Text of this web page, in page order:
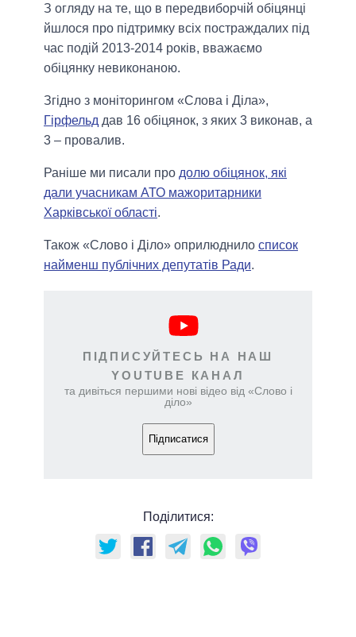
З огляду на те, що в передвиборчій обіцянці
йшлося про підтримку всіх постраждалих під
час подій 2013-2014 років, вважаємо
обіцянку невиконаною.
Згідно з моніторингом «Слова і Діла»,
Гірфельд дав 16 обіцянок, з яких 3 виконав, а
3 – провалив.
Раніше ми писали про долю обіцянок, які
дали учасникам АТО мажоритарники
Харківської області.
Також «Слово і Діло» оприлюднило список
найменш публічних депутатів Ради.
ПІДПИСУЙТЕСЬ НА НАШ
YOUTUBE КАНАЛ
та дивіться першими нові відео від «Слово і
діло»
Підписатися
Поділитися: